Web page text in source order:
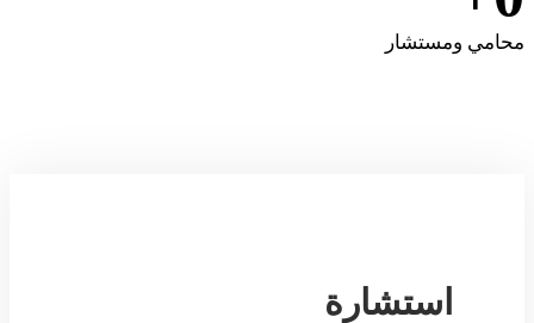
محامي ومستشار
استشارة